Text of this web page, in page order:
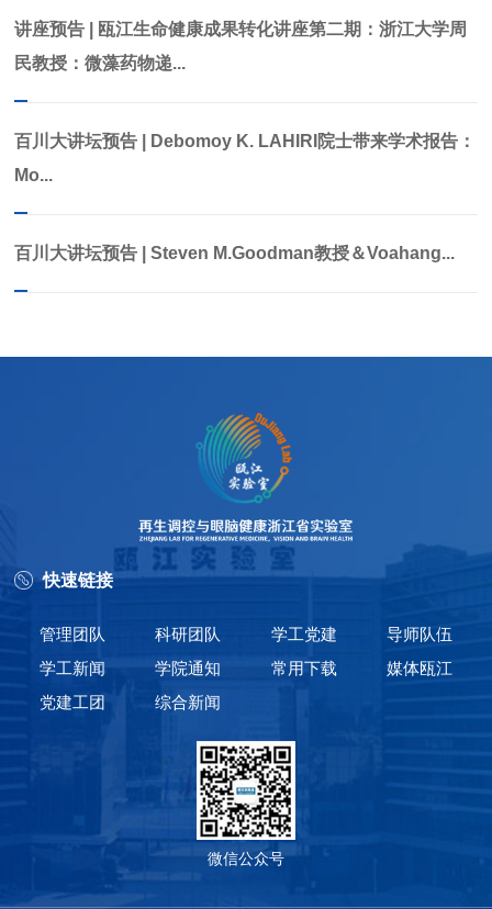
讲座预告 | 瓯江生命健康成果转化讲座第二期：浙江大学周
民教授：微藻药物递...
百川大讲坛预告 | Debomoy K. LAHIRI院士带来学术报告：
Mo...
百川大讲坛预告 | Steven M.Goodman教授＆Voahang...
快速链接
管理团队 科研团队 学工党建
导师队伍
学工新闻
学院通知 常用下载
媒体瓯江
党建工团
综合新闻
微信公众号